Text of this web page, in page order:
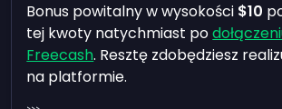
Bonus powitalny w wysokości $10
tej kwoty natychmiast po
Freecash. Resztę zdobędziesz
na platformie.